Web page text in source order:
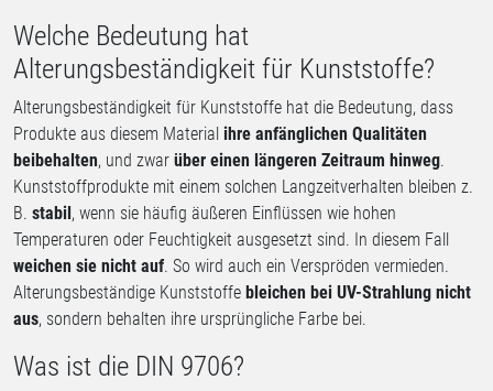
Welche Bedeutung hat
Alterungsbeständigkeit für Kunststoffe?
Alterungsbeständigkeit für Kunststoffe hat die Bedeutung, dass
Produkte aus diesem Material ihre anfänglichen Qualitäten
beibehalten, und zwar über einen längeren Zeitraum hinweg.
Kunststoffprodukte mit einem solchen Langzeitverhalten bleiben z.
B. stabil, wenn sie häufig äußeren Einflüssen wie hohen
Temperaturen oder Feuchtigkeit ausgesetzt sind. In diesem Fall
weichen sie nicht auf. So wird auch ein Verspröden vermieden.
Alterungsbeständige Kunststoffe bleichen bei UV-Strahlung nicht
aus, sondern behalten ihre ursprüngliche Farbe bei.
Was ist die DIN 9706?